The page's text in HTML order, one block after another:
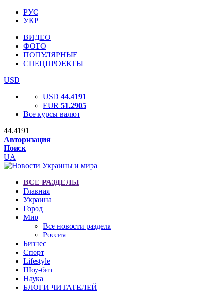
РУС
УКР
ВИДЕО
ФОТО
ПОПУЛЯРНЫЕ
СПЕЦПРОЕКТЫ
USD
USD 44.4191
EUR 51.2905
Все курсы валют
44.4191
Авторизация
Поиск
UA
ВСЕ РАЗДЕЛЫ
Главная
Украина
Город
Мир
Все новости раздела
Россия
Бизнес
Спорт
Lifestyle
Шоу-биз
Наука
БЛОГИ ЧИТАТЕЛЕЙ